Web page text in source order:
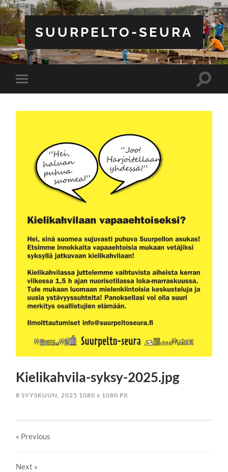
SUURPELTO-SEURA
Toggle
mobile
Toggle
Kielikahvila-syksy-2025.jpg
8 SYYSKUUN, 2025 1080x 1080 PX
« Previous
Next »